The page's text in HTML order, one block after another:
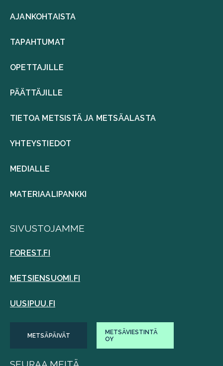
AJANKOHTAISTA
TAPAHTUMAT
OPETTAJILLE
PÄÄTTÄJILLE
TIETOA METSISTÄ JA METSÄALASTA
YHTEYSTIEDOT
MEDIALLE
MATERIAALIPANKKI
SIVUSTOJAMME
FOREST.FI
METSIENSUOMI.FI
UUSIPUU.FI
METSÄPÄIVÄT
METSÄVIESTINTÄ
OY